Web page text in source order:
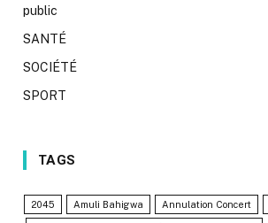
public
SANTÉ
SOCIÉTÉ
SPORT
TAGS
2045 Amuli Bahigwa Annulation Concert